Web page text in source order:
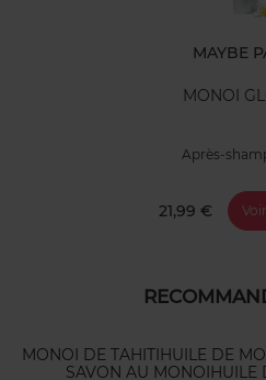
MAYBE
MONOI
Après-
21,99 €
MONOI DE TAHITIHUILE DE
SAVON AU MONOIHUILE